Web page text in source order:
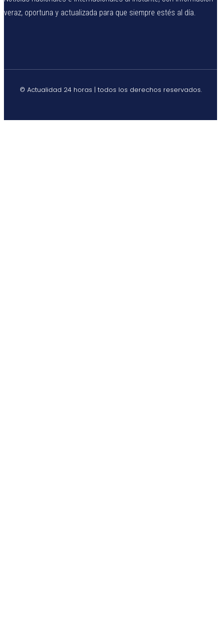
veraz, oportuna y actualizada para que siempre estés al día.
© Actualidad 24 horas | todos los derechos reservados.